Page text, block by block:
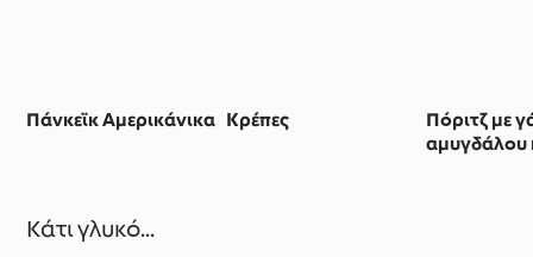
Πάνκεϊκ Αμερικάνικα Κρέπες
Πόριτζ με
αμυγδάλου
Κάτι γλυκό...